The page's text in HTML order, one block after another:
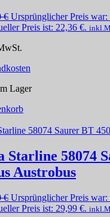
€ Ursprünglicher Preis war:
Preis ist: 22,36 €.
Lager
Starline 58074
Austrobus
€ Ursprünglicher Preis war:
Preis ist: 29,99 €.